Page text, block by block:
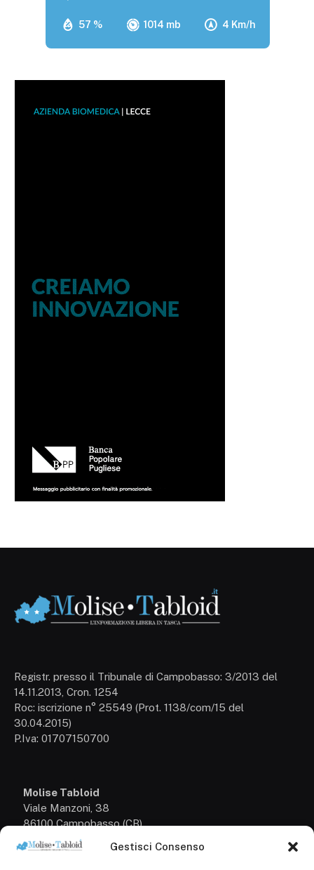
Gestisci Consenso
57 % 1014 mb 4 Km/h
Registr. presso il Tribunale di Campobasso: 3/2013 del
14.11.2013, Cron. 1254
Roc: iscrizione n° 25549 (Prot. 1138/com/15 del
30.04.2015)
P.Iva: 01707150700
Molise Tabloid
Viale Manzoni, 38
86100 Campobasso (CB)
+39 3333169466